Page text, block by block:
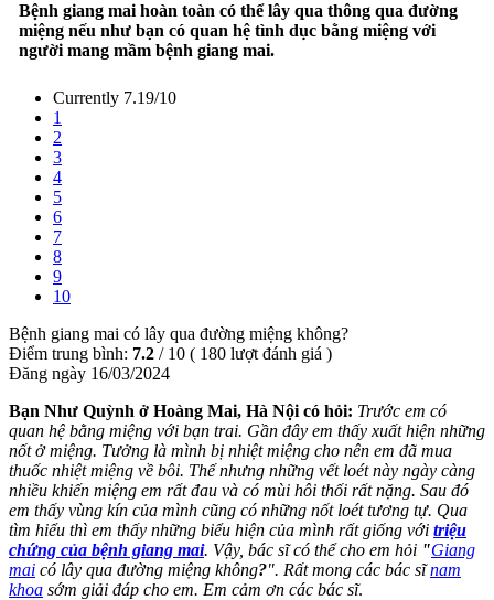
Bệnh giang mai hoàn toàn có thể lây qua thông qua đường
miệng nếu như bạn có quan hệ tình dục bằng miệng với
người mang mầm bệnh giang mai.
Currently 7.19/10
1
2
3
4
5
6
7
8
9
10
Bệnh giang mai có lây qua đường miệng không?
Điểm trung bình: 7.2 / 10 ( 180 lượt đánh giá )
Đăng ngày 16/03/2024
Bạn Như Quỳnh ở Hoàng Mai, Hà Nội có hỏi: Trước em có
quan hệ bằng miệng với bạn trai. Gần đây em thấy xuất hiện những
nốt ở miệng. Tưởng là mình bị nhiệt miệng cho nên em đã mua
thuốc nhiệt miệng về bôi. Thế nhưng những vết loét này ngày càng
nhiều khiến miệng em rất đau và có mùi hôi thối rất nặng. Sau đó
em thấy vùng kín của mình cũng có những nốt loét tương tự. Qua
tìm hiểu thì em thấy những biểu hiện của mình rất giống với triệu
chứng của bệnh giang mai. Vậy, bác sĩ có thể cho em hỏi "Giang
mai có lây qua đường miệng không?". Rất mong các bác sĩnam
khoa sớm giải đáp cho em. Em cảm ơn các bác sĩ.